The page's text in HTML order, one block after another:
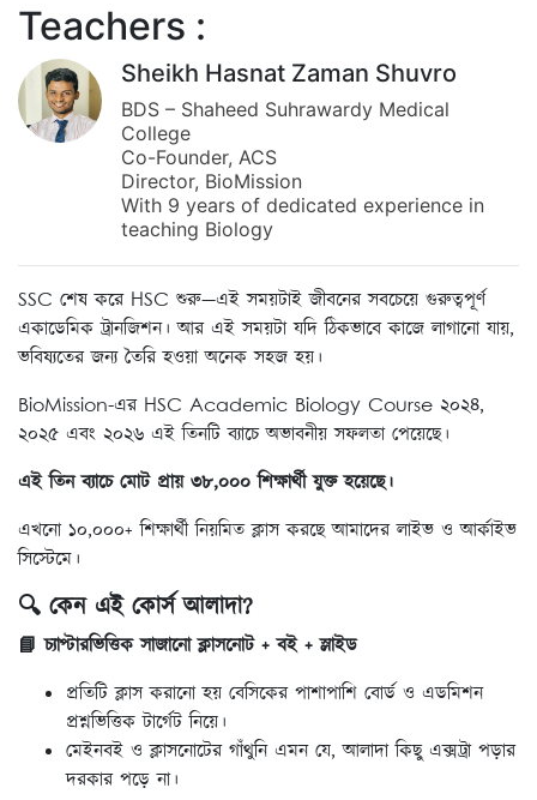
Teachers :
Sheikh Hasnat Zaman Shuvro
BDS – Shaheed Suhrawardy Medical
College
Co-Founder, ACS
Director, BioMission
With 9 years of dedicated experience in
teaching Biology
SSC শেষ করে HSC শুরু—এই সময়টাই জীবনের সবচেয়ে গুরুত্বপূর্ণ
একাডেমিক ট্রানজিশন। আর এই সময়টা যদি ঠিকভাবে কাজে লাগানো যায়,
ভবিষ্যতের জন্য তৈরি হওয়া অনেক সহজ হয়।
BioMission-এর HSC Academic Biology Course ২০২৪,
২০২৫ এবং ২০২৬ এই তিনটি ব্যাচে অভাবনীয় সফলতা পেয়েছে।
এই তিন ব্যাচে মোট প্রায় ৩৮,০০০ শিক্ষার্থী যুক্ত হয়েছে।
এখনো ১০,০০০+ শিক্ষার্থী নিয়মিত ক্লাস করছে আমাদের লাইভ ও আর্কাইভ
সিস্টেমে।
🔍 কেন এই কোর্স আলাদা?
📘 চ্যাপ্টারভিত্তিক সাজানো ক্লাসনোট + বই + স্লাইড
প্রতিটি ক্লাস করানো হয় বেসিকের পাশাপাশি বোর্ড ও এডমিশন
প্রশ্নভিত্তিক টার্গেট নিয়ে।
মেইনবই ও ক্লাসনোটের গাঁথুনি এমন যে, আলাদা কিছু এক্সট্রা পড়ার
দরকার পড়ে না।